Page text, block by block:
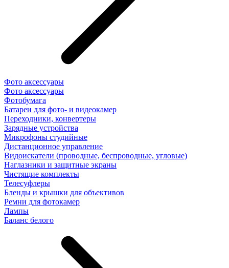
Фото аксессуары
Фото аксессуары
Фотобумага
Батареи для фото- и видеокамер
Переходники, конвертеры
Зарядные устройства
Микрофоны студийные
Дистанционное управление
Видоискатели (проводные, беспроводные, угловые)
Наглазники и защитные экраны
Чистящие комплекты
Телесуфлеры
Бленды и крышки для объективов
Ремни для фотокамер
Лампы
Баланс белого